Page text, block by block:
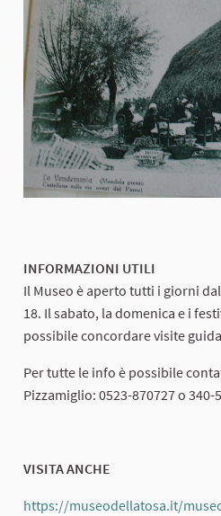
INFORMAZIONI UTILI
Il Museo è aperto tutti i giorni
18. Il sabato, la domenica e i
possibile concordare visite
Per tutte le info è possibile
Pizzamiglio: 0523-870727 o 340-
VISITA ANCHE
https://museodellatosa.it/